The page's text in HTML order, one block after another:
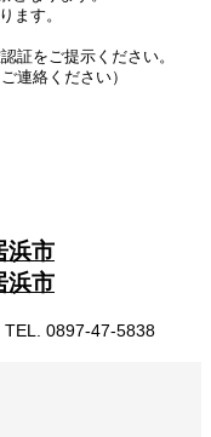
ます。
証をご提示ください。
連絡ください）
0897-47-5838